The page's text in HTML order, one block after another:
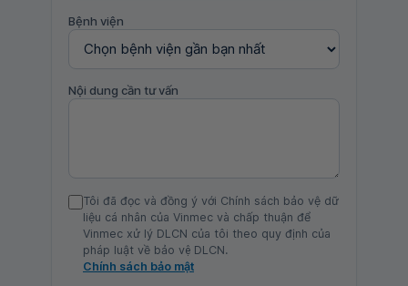
Bệnh viện
Nội dung cần tư vấn
Tôi đã đọc và đồng ý với Chính sách bảo vệ dữ
liệu cá nhân của Vinmec và chấp thuận để
Vinmec xử lý DLCN của tôi theo quy định của
pháp luật về bảo vệ DLCN.
Chính sách bảo mật